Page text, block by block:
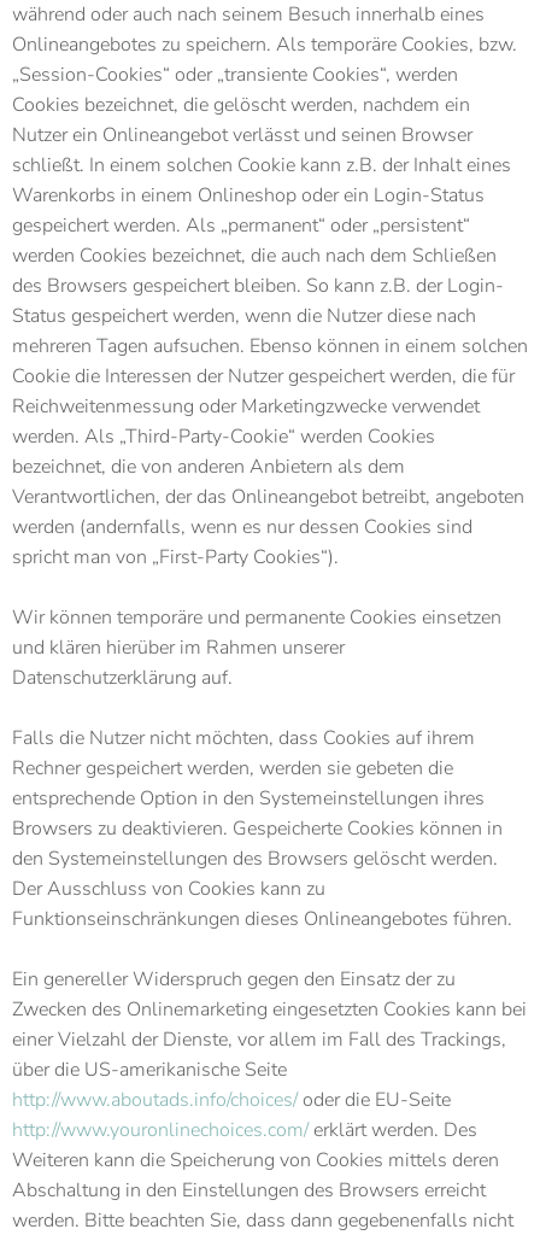
während oder auch nach seinem Besuch innerhalb eines
Onlineangebotes zu speichern. Als temporäre Cookies, bzw.
„Session-Cookies“ oder „transiente Cookies“, werden
Cookies bezeichnet, die gelöscht werden, nachdem ein
Nutzer ein Onlineangebot verlässt und seinen Browser
schließt. In einem solchen Cookie kann z.B. der Inhalt eines
Warenkorbs in einem Onlineshop oder ein Login-Status
gespeichert werden. Als „permanent“ oder „persistent“
werden Cookies bezeichnet, die auch nach dem Schließen
des Browsers gespeichert bleiben. So kann z.B. der Login-
Status gespeichert werden, wenn die Nutzer diese nach
mehreren Tagen aufsuchen. Ebenso können in einem solchen
Cookie die Interessen der Nutzer gespeichert werden, die für
Reichweitenmessung oder Marketingzwecke verwendet
werden. Als „Third-Party-Cookie“ werden Cookies
bezeichnet, die von anderen Anbietern als dem
Verantwortlichen, der das Onlineangebot betreibt, angeboten
werden (andernfalls, wenn es nur dessen Cookies sind
spricht man von „First-Party Cookies“).
Wir können temporäre und permanente Cookies einsetzen
und klären hierüber im Rahmen unserer
Datenschutzerklärung auf.
Falls die Nutzer nicht möchten, dass Cookies auf ihrem
Rechner gespeichert werden, werden sie gebeten die
entsprechende Option in den Systemeinstellungen ihres
Browsers zu deaktivieren. Gespeicherte Cookies können in
den Systemeinstellungen des Browsers gelöscht werden.
Der Ausschluss von Cookies kann zu
Funktionseinschränkungen dieses Onlineangebotes führen.
Ein genereller Widerspruch gegen den Einsatz der zu
Zwecken des Onlinemarketing eingesetzten Cookies kann bei
einer Vielzahl der Dienste, vor allem im Fall des Trackings,
über die US-amerikanische Seite
http://www.aboutads.info/choices/oder die EU-Seite
http://www.youronlinechoices.com/erklärt werden. Des
Weiteren kann die Speicherung von Cookies mittels deren
Abschaltung in den Einstellungen des Browsers erreicht
werden. Bitte beachten Sie, dass dann gegebenenfalls nicht